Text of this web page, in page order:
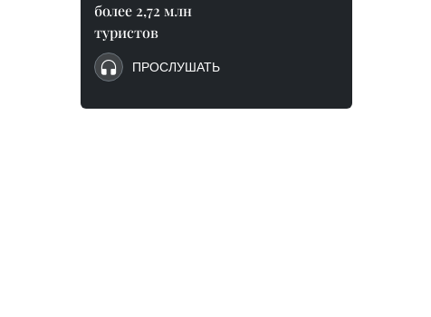
более 2,72 млн
туристов
ПРОСЛУШАТЬ